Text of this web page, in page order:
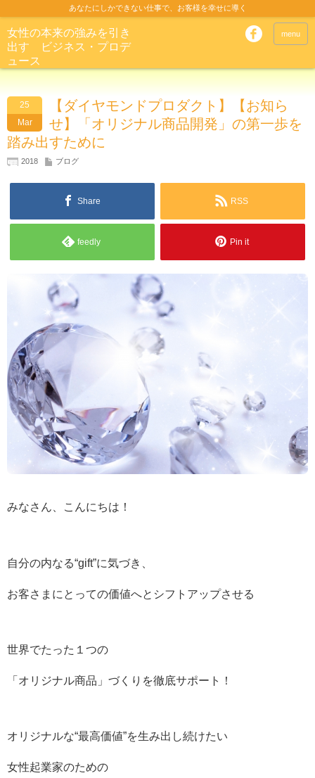
あなたにしかできない仕事で、お客様を幸せに導く
女性の本来の強みを引き
出す ビジネス・プロデ
ュース
menu
25
Mar
【ダイヤモンドプロダクト】【お知ら
せ】「オリジナル商品開発」の第一歩を
踏み出すために
2018 ブログ
Share RSS
feedly Pin it
みなさん、こんにちは！
自分の内なる“gift”に気づき、
お客さまにとっての価値へとシフトアップさせる
世界でたった１つの
「オリジナル商品」づくりを徹底サポート！
オリジナルな“最高価値”を生み出し続けたい
女性起業家のための